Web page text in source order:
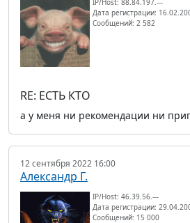
IP/Host: 88.84.197.---
Дата регистрации:
Сообщений: 2 582
RE: ЕСТЬ КТО
а у меня ни рекомендации ни
12 сентября 2022 16:00
Александр Г.
IP/Host: 46.39.56.---
Дата регистрации:
Сообщений: 15 000